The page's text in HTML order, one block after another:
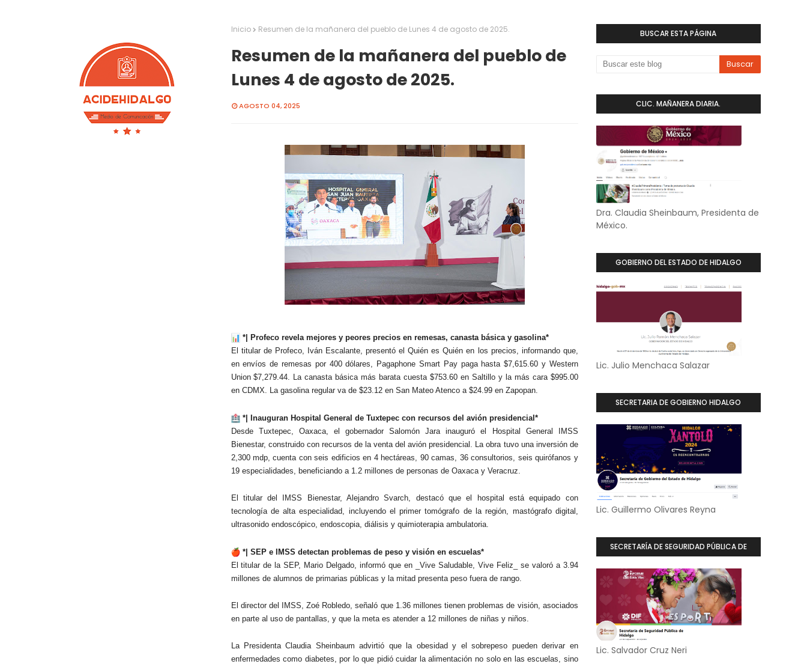
Inicio Resumen de la mañanera del pueblo de Lunes 4 de agosto de 2025.
Resumen de la mañanera del pueblo de
Lunes 4 de agosto de 2025.
AGOSTO 04, 2025
*| Profeco revela mejores y peores precios en remesas, canasta básica y gasolina*
El titular de Profeco, Iván Escalante, presentó el Quién es Quién en los precios, informando que,
en envíos de remesas por 400 dólares, Pagaphone Smart Pay paga hasta $7,615.60 y Western
Union $7,279.44. La canasta básica más barata cuesta $753.60 en Saltillo y la más cara $995.00
en CDMX. La gasolina regular va de $23.12 en San Mateo Atenco a $24.99 en Zapopan.
*| Inauguran Hospital General de Tuxtepec con recursos del avión presidencial*
Desde Tuxtepec, Oaxaca, el gobernador Salomón Jara inauguró el Hospital General IMSS
Bienestar, construido con recursos de la venta del avión presidencial. La obra tuvo una inversión de
2,300 mdp, cuenta con seis edificios en 4 hectáreas, 90 camas, 36 consultorios, seis quirófanos y
19 especialidades, beneficiando a 1.2 millones de personas de Oaxaca y Veracruz.
El titular del IMSS Bienestar, Alejandro Svarch, destacó que el hospital está equipado con
tecnología de alta especialidad, incluyendo el primer tomógrafo de la región, mastógrafo digital,
ultrasonido endoscópico, endoscopia, diálisis y quimioterapia ambulatoria.
*| SEP e IMSS detectan problemas de peso y visión en escuelas*
El titular de la SEP, Mario Delgado, informó que en _Vive Saludable, Vive Feliz_ se valoró a 3.94
millones de alumnos de primarias públicas y la mitad presenta peso fuera de rango.
El director del IMSS, Zoé Robledo, señaló que 1.36 millones tienen problemas de visión, asociados
en parte al uso de pantallas, y que la meta es atender a 12 millones de niñas y niños.
La Presidenta Claudia Sheinbaum advirtió que la obesidad y el sobrepeso pueden derivar en
enfermedades como diabetes, por lo que pidió cuidar la alimentación no solo en las escuelas, sino
BUSCAR ESTA PÁGINA
CLIC. MAÑANERA DIARIA.
Dra. Claudia Sheinbaum, Presidenta de
México.
GOBIERNO DEL ESTADO DE HIDALGO
Lic. Julio Menchaca Salazar
SECRETARIA DE GOBIERNO HIDALGO
Lic. Guillermo Olivares Reyna
SECRETARÍA DE SEGURIDAD PÚBLICA DE
Lic. Salvador Cruz Neri